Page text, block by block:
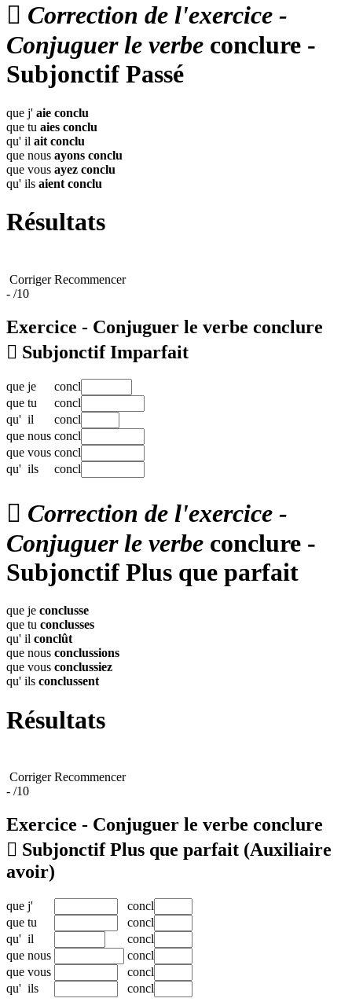
 Correction de l'exercice -
Conjuguer le verbe conclure -
Subjonctif Passé
que j' aie conclu
que tu aies conclu
qu' il ait conclu
que nous ayons conclu
que vous ayez conclu
qu' ils aient conclu
Résultats
CorrigerRecommencer
- /10
Exercice - Conjuguer le verbe conclure
 Subjonctif Imparfait
que je
concl
que tu
concl
qu' il
concl
que nous concl
que vous concl
qu' ils concl
 Correction de l'exercice -
Conjuguer le verbe conclure -
Subjonctif Plus que parfait
que je conclusse
que tu conclusses
qu' il conclût
que nous conclussions
que vous conclussiez
qu' ils conclussent
Résultats
CorrigerRecommencer
- /10
Exercice - Conjuguer le verbe conclure
 Subjonctif Plus que parfait (Auxiliaire
avoir)
que j'
concl
que tu
concl
qu' il
concl
que nous
concl
que vous
concl
qu' ils concl